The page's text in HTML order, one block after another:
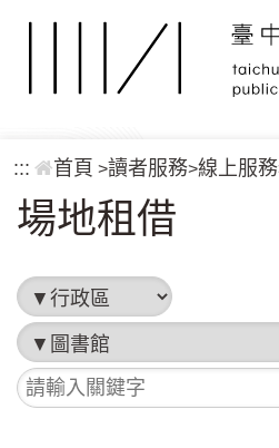
::: 首頁 >讀者服務>線上服務
場地租借
行政區
圖書館
請輸入關鍵字